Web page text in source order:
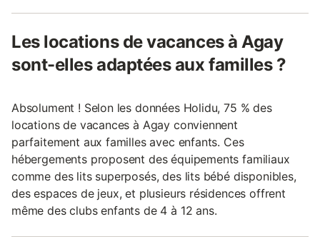
Les locations de vacances à Agay
sont-elles adaptées aux familles ?
Absolument ! Selon les données Holidu, 75 % des
locations de vacances à Agay conviennent
parfaitement aux familles avec enfants. Ces
hébergements proposent des équipements familiaux
comme des lits superposés, des lits bébé disponibles,
des espaces de jeux, et plusieurs résidences offrent
même des clubs enfants de 4 à 12 ans.